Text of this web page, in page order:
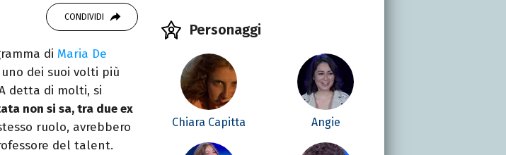
Editor. Si
e Nuovi media
ed uffici stampa.
CONDIVIDI
di Maria De
dei suoi volti più
detta di molti, si
non si sa, tra due ex
ruolo, avrebbero
del talent.
Personaggi
Chiara Capitta Angie